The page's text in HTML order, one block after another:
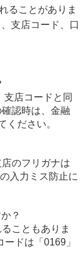
ることがありま
支店コード、口
支店コードと同
認時は、金融
ください。
のフリガナは
入力ミス防止に
？
こともありま
ドは「0169」